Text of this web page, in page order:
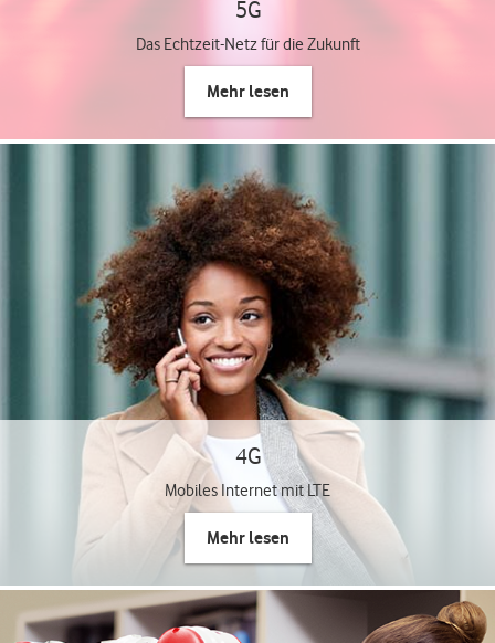
5G
Das Echtzeit-Netz für die Zukunft
Mehr lesen
4G
Mobiles Internet mit LTE
Mehr lesen